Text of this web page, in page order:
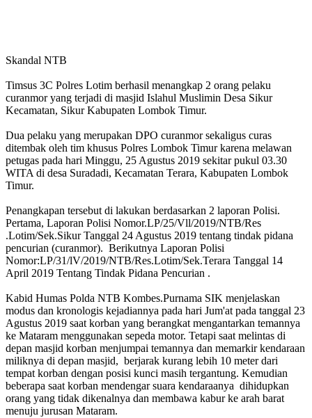
Skandal NTB
Timsus 3C Polres Lotim berhasil menangkap 2 orang pelaku
curanmor yang terjadi di masjid Islahul Muslimin Desa Sikur
Kecamatan, Sikur Kabupaten Lombok Timur.
Dua pelaku yang merupakan DPO curanmor sekaligus curas
ditembak oleh tim khusus Polres Lombok Timur karena melawan
petugas pada hari Minggu, 25 Agustus 2019 sekitar pukul 03.30
WITA di desa Suradadi, Kecamatan Terara, Kabupaten Lombok
Timur.
Penangkapan tersebut di lakukan berdasarkan 2 laporan Polisi.
Pertama, Laporan Polisi Nomor.LP/25/Vll/2019/NTB/Res
.Lotim/Sek.Sikur Tanggal 24 Agustus 2019 tentang tindak pidana
pencurian (curanmor). Berikutnya Laporan Polisi
Nomor:LP/31/lV/2019/NTB/Res.Lotim/Sek.Terara Tanggal 14
April 2019 Tentang Tindak Pidana Pencurian .
Kabid Humas Polda NTB Kombes.Purnama SIK menjelaskan
modus dan kronologis kejadiannya pada hari Jum'at pada tanggal 23
Agustus 2019 saat korban yang berangkat mengantarkan temannya
ke Mataram menggunakan sepeda motor. Tetapi saat melintas di
depan masjid korban menjumpai temannya dan memarkir kendaraan
miliknya di depan masjid, berjarak kurang lebih 10 meter dari
tempat korban dengan posisi kunci masih tergantung. Kemudian
beberapa saat korban mendengar suara kendaraanya dihidupkan
orang yang tidak dikenalnya dan membawa kabur ke arah barat
menuju jurusan Mataram.